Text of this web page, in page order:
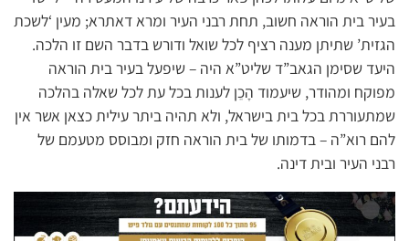
בעיר בית הוראה חשוב, תחת רבני העיר ומרא דאתרא; מעין ‘לשכת
הגזית’ שתיתן מענה רציף לכל שואל ודורש בדבר השם זו הלכה.
היעד שסימן הגאב”ד שליט”א היה – שיפעל בעיר בית הוראה
מפוקח ומהודר, שיעמוד הָכֵן לענות בכל עת לכל שאלה בהלכה
שמתעוררת בכל בית בישראל, ולא תהיה ביתר עילית כצאן אשר אין
להם רוא”ה – בדמותו של בית הוראה חזק ומבוסס מטעמם של
רבני העיר ובית דינה.